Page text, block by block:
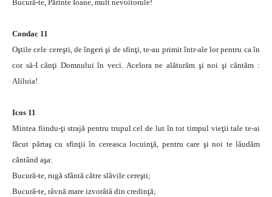
Bucură-te, Părinte Ioane, mult nevoitorule!
Condac 11
Oştile cele cereşti, de îngeri şi de sfinţi, te-au primit într-ale lor pentru ca în
cor să-I cânţi Domnului în veci. Acelora ne alăturăm şi noi şi cântăm :
Aliluia!
Icos 11
Mintea fiindu-ţi strajă pentru trupul cel de lut în tot timpul vieţii tale te-ai
făcut părtaş cu sfinţii în cereasca locuinţă, pentru care şi noi te lăudăm
cântând aşa:
Bucură-te, rugă sfântă către slăvile cereşti;
Bucură-te, râvnă mare izvorâtă din credinţă;